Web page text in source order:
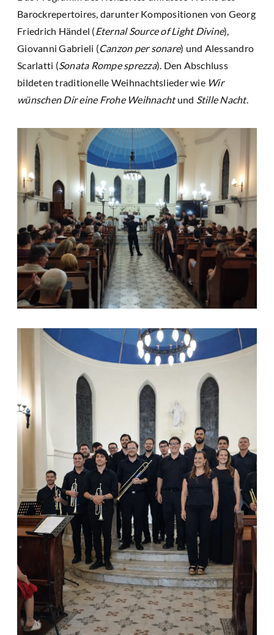
Barockrepertoires, darunter Kompositionen von Georg
Friedrich Händel (Eternal Source of Light Divine),
Giovanni Gabrieli (Canzon per sonare) und Alessandro
Scarlatti (Sonata Rompe sprezza). Den Abschluss
bildeten traditionelle Weihnachtslieder wie Wir
wünschen Dir eine Frohe Weihnachtund Stille Nacht.